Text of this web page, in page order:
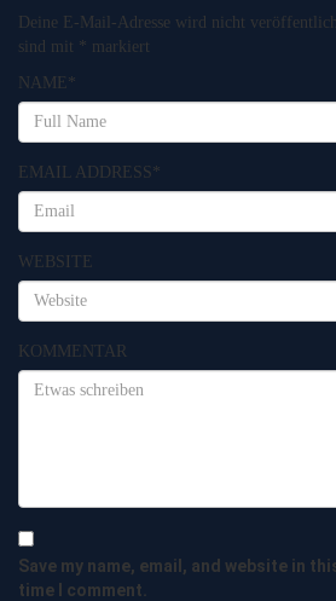
Deine E-Mail-Adresse wird nicht
sind mit * markiert
NAME *
EMAIL ADDRESS*
WEBSITE
KOMMENTAR
Save my name, email, and website in
time I comment.